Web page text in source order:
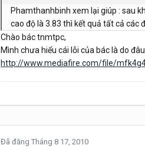
Phamthanhbinh xem lại giúp : sau
cao độ là 3.83 thì kết quả tất cả các
Chào bác tnmtpc,
Mình chưa hiểu cái lỗi của bác là do
http://www.mediafire.com/file/
Đã đăng Tháng 8 17, 2010